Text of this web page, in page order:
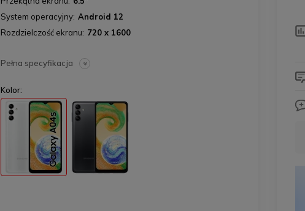
System operacyjny Android 12
Rozdzielczość ekranu
720 x 1600
Pełna specyfikacja
Kolor: